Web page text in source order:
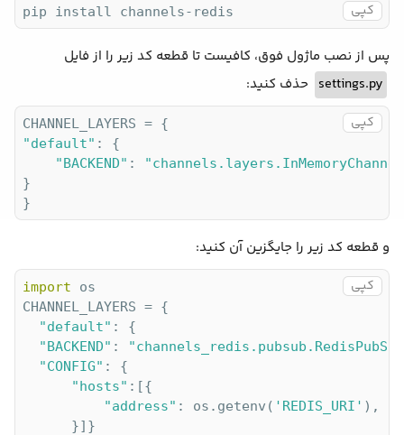
کپی pip install channels-redis
پس از نصب ماژول فوق، کافیست تا قطعه کد زیر را از فایل
settings.py حذف کنید:
کپی
"default" : {
"BACKEND" :
}
}
و قطعه کد زیر را جایگزین آن کنید:
کپی import os
CHANNEL_LAYERS = {
"default" : {
"BACKEND" :
"CONFIG" : {
"hosts" :[{
"address" : os.getenv( 'REDIS_URI' ),
      }]}